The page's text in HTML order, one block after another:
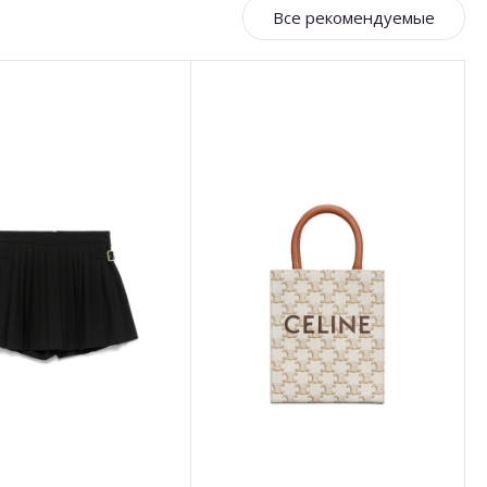
Все рекомендуемые